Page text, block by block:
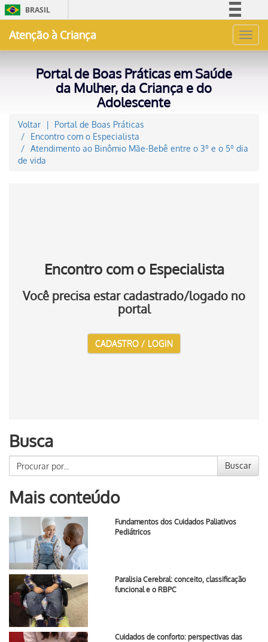
BRASIL
Acesso à informação
Atenção à Criança
Portal de Boas Práticas em Saúde
da Mulher, da Criança e do
Adolescente
Voltar
Portal de Boas Práticas
Encontro com o Especialista
Atendimento ao Binômio Mãe-Bebê entre o 3º e o 5º dia
de vida
Encontro com o Especialista
Você precisa estar cadastrado/logado no
portal
CADASTRO / LOGIN
Busca
Buscar
Mais conteúdo
Fundamentos dos Cuidados Paliativos
Pediátricos
Paralisia Cerebral: conceito, classificação
funcional e o RBPC
Cuidados de conforto: perspectivas das